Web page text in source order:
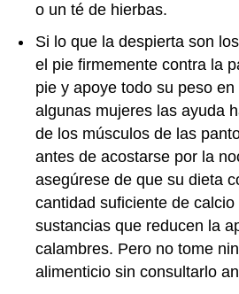
o un té de hierbas.
Si lo que la despierta son
el pie firmemente contra la
pie y apoye todo su peso
algunas mujeres las ayuda
de los músculos de las
antes de acostarse por la
asegúrese de que su dieta
cantidad suficiente de calcio
sustancias que reducen la
calambres. Pero no tome
alimenticio sin consultarlo